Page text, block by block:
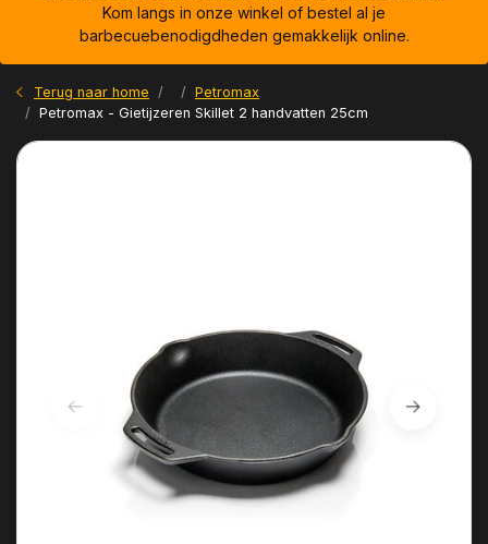
Kom langs in onze winkel of bestel al je
barbecuebenodigdheden gemakkelijk online.
Terug naar home
Petromax
Petromax - Gietijzeren Skillet 2 handvatten 25cm